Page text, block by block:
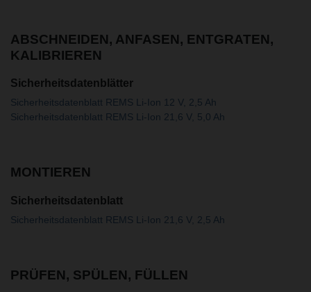
ABSCHNEIDEN, ANFASEN, ENTGRATEN,
KALIBRIEREN
Sicherheitsdatenblätter
Sicherheitsdatenblatt REMS Li-Ion 12 V, 2,5 Ah
Sicherheitsdatenblatt REMS Li-Ion 21,6 V, 5,0 Ah
MONTIEREN
Sicherheitsdatenblatt
Sicherheitsdatenblatt REMS Li-Ion 21,6 V, 2,5 Ah
PRÜFEN, SPÜLEN, FÜLLEN